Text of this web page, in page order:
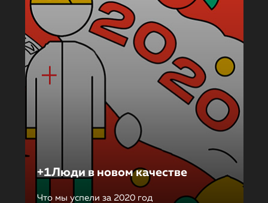
+1Люди в новом качестве
Что мы успели за 2020 год